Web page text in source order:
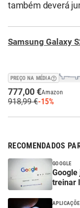
também deverá
Samsung Galaxy
PREÇO NA MÉDIA
777,00 €Amazon
918,99 €-15%
RECOMENDADOS
GOOGLE
Google
treinar